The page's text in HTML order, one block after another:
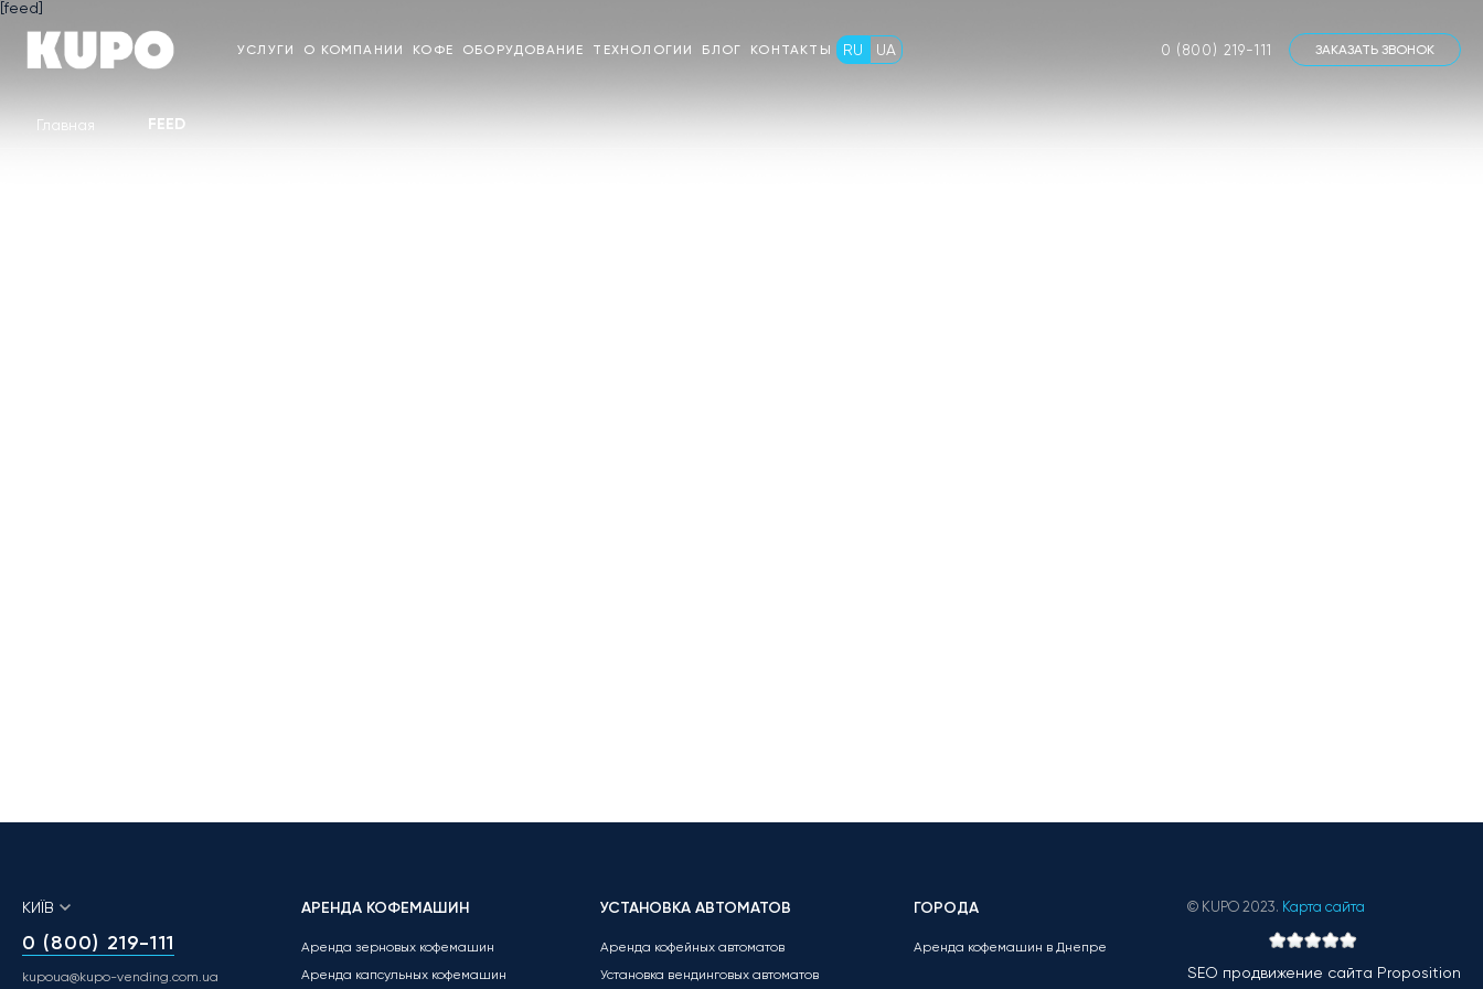
УСЛУГИ О КОМПАНИИ КОФЕ ОБОРУДОВАНИЕ ТЕХНОЛОГИИ БЛОГ КОНТАКТЫ RU UA 0 (800) 219-111 ЗАКАЗАТЬ ЗВОНОК
Главная FEED
[feed]
КИЇВ
0 (800) 219-111
kupoua@kupo-vending.com.ua
АРЕНДА КОФЕМАШИН
Аренда зерновых кофемашин
Аренда капсульных кофемашин
УСТАНОВКА АВТОМАТОВ
Аренда кофейных автоматов
Установка вендинговых автоматов
ГОРОДА
Аренда кофемашин в Днепре
© KUPO 2023. Карта сайта
SEO продвижение сайта Proposition